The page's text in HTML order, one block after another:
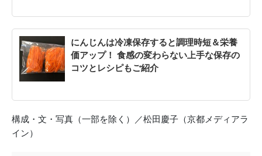
にんじんは冷凍保存すると調理時短＆栄養
価アップ！ 食感の変わらない上手な保存の
コツとレシピもご紹介
構成・文・写真（一部を除く）／松田慶子（京都メディアラ
イン）